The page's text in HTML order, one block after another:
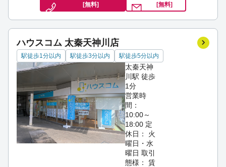
[無料] [無料]
ハウスコム 太秦天神川店
駅徒歩1分以内 駅徒歩3分以内 駅徒歩5分以内
太秦天神
川駅 徒歩
1分
営業時
間：
10:00～
18:00 定
休日： 火
曜日・水
曜日取引
態様： 賃